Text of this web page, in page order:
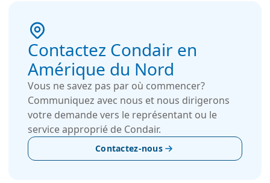
Contactez Condair en
Amérique du Nord
Vous ne savez pas par où commencer?
Communiquez avec nous et nous dirigerons
votre demande vers le représentant ou le
service approprié de Condair.
Contactez-nous